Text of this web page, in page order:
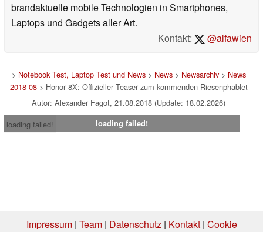
brandaktuelle mobile Technologien in Smartphones,
Laptops und Gadgets aller Art.
Kontakt:
@alfawien
> Notebook Test, Laptop Test und News> News> Newsarchiv> News
2018-08> Honor 8X: Offizieller Teaser zum kommenden Riesenphablet
Autor: Alexander Fagot, 21.08.2018 (Update: 18.02.2026)
loading failed!
loading failed!
Impressum| Team| Datenschutz| Kontakt| Cookie